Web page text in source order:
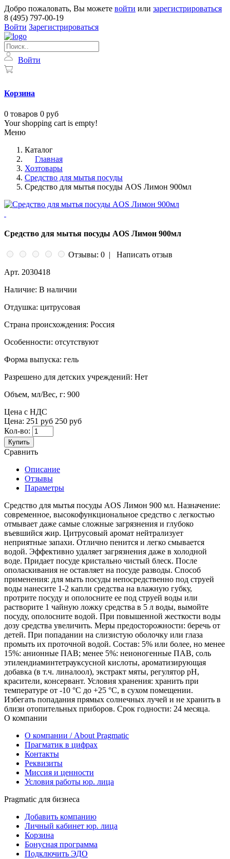
Добро пожаловать, Вы можете войти или зарегистрироваться
8 (495) 797-00-19
Войти Зарегистрироваться
Войти
Корзина
0 товаров 0 руб
Your shopping cart is empty!
Меню
Каталог
Главная
Хозтовары
Средство для мытья посуды
Средство для мытья посуды AOS Лимон 900мл
Средство для мытья посуды AOS Лимон 900мл
Отзывы: 0 |
Написать отзыв
Арт. 2030418
Наличие: В наличии
Отдушка: цитрусовая
Страна происхождения: Россия
Особенности: отсутствуют
Форма выпуска: гель
Разрешено для детских учреждений: Нет
Объем, мл/Вес, г: 900
Цена с НДС
Цена: 251 руб 250 руб
Кол-во:
Купить
Сравнить
Описание
Отзывы
Параметры
Средство для мытья посуды AOS Лимон 900 мл. Назначение:
современное, высокофункциональное средство с легкостью
отмывает даже самые сложные загрязнения и глубоко
въевшийся жир. Цитрусовый аромат нейтрализует
неприятные запахи. Отлично пенится и легко смывается
водой. Эффективно удаляет загрязнения даже в холодной
воде. Придает посуде кристально чистый блеск. После
ополаскивания не оставляет на посуде разводы. Способ
применения: для мыть посуды непосредственно под струей
воды нанесите 1-2 капли средства на влажную губку,
протрите посуду и ополосните ее под струей воды или
растворите 1 чайную ложку средства в 5 л воды, вымойте
посуду, ополосните водой. При повышенной жесткости воды
дозу средства увеличить. Меры предосторожности: беречь от
детей. При попадании на слизистую оболочку или глаза
промыть их проточной водой. Состав: 5% или более, но менее
15%: анионные ПАВ; менее 5%: неионогенные ПАВ, соль
этилендиаминтетрауксусной кислоты, ароматизирующая
добавка (в т.ч. линалоол), экстракт мяты, регулятор рН,
красители, консервант. Условия хранения: хранить при
температуре от -10 °С до +25 °С, в сухом помещении.
Избегать попадания прямых солнечных лучей и не хранить в
близи отопительных приборов. Срок годности: 24 месяца.
О компании
О компании / About Pragmatic
Прагматик в цифрах
Контакты
Реквизиты
Миссия и ценности
Условия работы юр. лица
Pragmatic для бизнеса
Добавить компанию
Личный кабинет юр. лица
Корзина
Бонусная программа
Подключить ЭДО